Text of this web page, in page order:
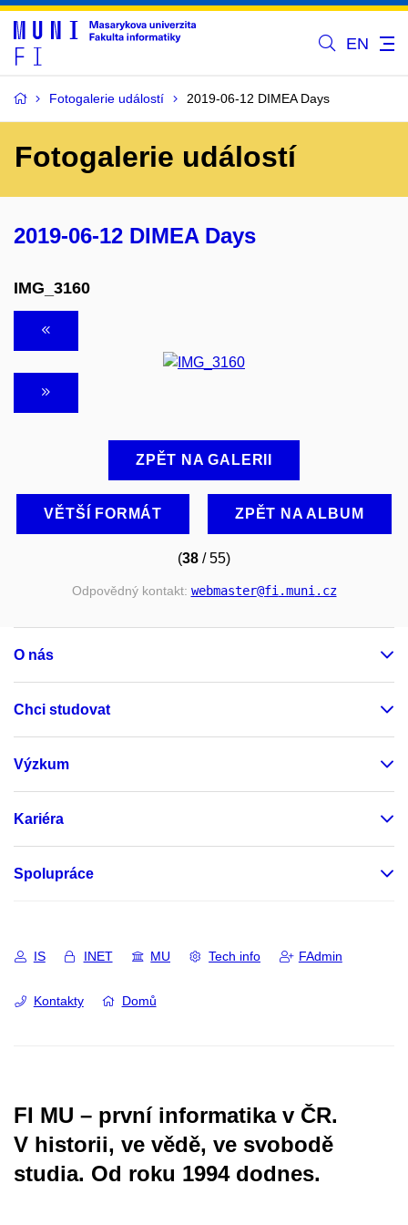
EN
Fotogalerie událostí 2019-06-12 DIMEA Days
Fotogalerie událostí
2019-06-12 DIMEA Days
IMG_3160
ZPĚT NA GALERII
VĚTŠÍ FORMÁT ZPĚT NA ALBUM
(38 / 55)
Odpovědný kontakt: webmaster@fi.muni.cz
O nás
Chci studovat
Výzkum
Kariéra
Spolupráce
IS INET MU Tech info FAdmin
Kontakty Domů
FI MU – první informatika v ČR.
V historii, ve vědě, ve svobodě
studia. Od roku 1994 dodnes.